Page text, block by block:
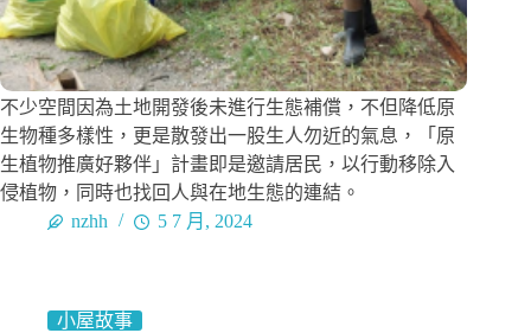
不少空間因為土地開發後未進行生態補償，不但降低原
生物種多樣性，更是散發出一股生人勿近的氣息，「原
生植物推廣好夥伴」計畫即是邀請居民，以行動移除入
侵植物，同時也找回人與在地生態的連結。
nzhh
5 7 月, 2024
小屋故事